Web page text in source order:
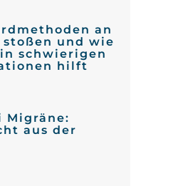
an
stoßen und wie
schwierigen
hilft
Migräne:
aus der